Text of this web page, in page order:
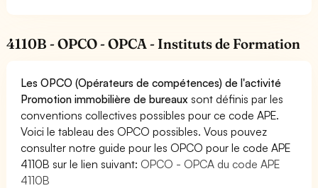
4110B - OPCO - OPCA - Instituts de Formation
Les OPCO (Opérateurs de compétences) de l'activité
Promotion immobilière de bureaux sont définis par les
conventions collectives possibles pour ce code APE.
Voici le tableau des OPCO possibles. Vous pouvez
consulter notre guide pour les OPCO pour le code APE
4110B sur le lien suivant: OPCO - OPCA du code APE
4110B